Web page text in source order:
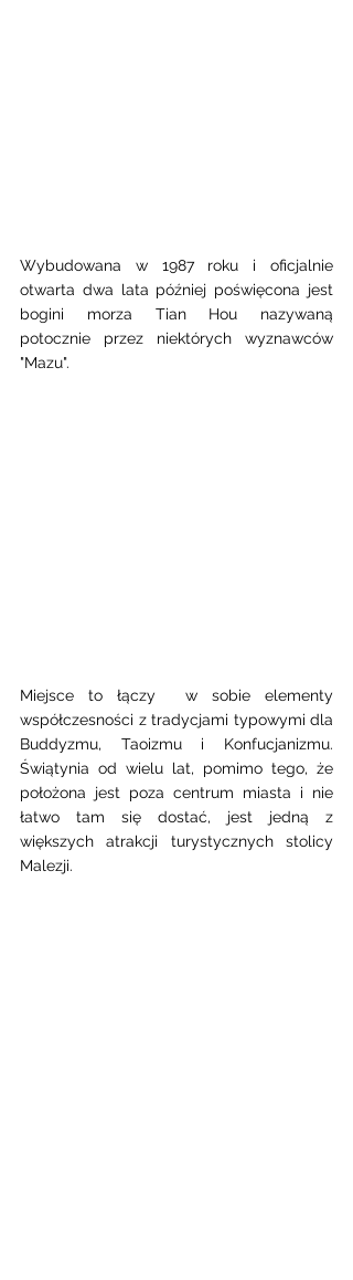
Wybudowana w 1987 roku i oficjalnie
otwarta dwa lata później poświęcona jest
bogini morza Tian Hou nazywaną
potocznie przez niektórych wyznawców
"Mazu".
Miejsce to łączy  w sobie elementy
współczesności z tradycjami typowymi dla
Buddyzmu, Taoizmu i Konfucjanizmu.
Świątynia od wielu lat, pomimo tego, że
położona jest poza centrum miasta i nie
łatwo tam się dostać, jest jedną z
większych atrakcji turystycznych stolicy
Malezji.